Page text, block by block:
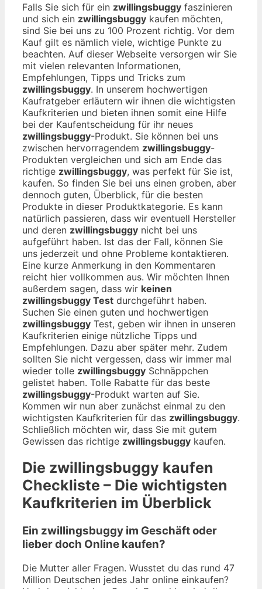
Falls Sie sich für ein zwillingsbuggy faszinieren
und sich ein zwillingsbuggy kaufen möchten,
sind Sie bei uns zu 100 Prozent richtig. Vor dem
Kauf gilt es nämlich viele, wichtige Punkte zu
beachten. Auf dieser Webseite versorgen wir Sie
mit vielen relevanten Informationen,
Empfehlungen, Tipps und Tricks zum
zwillingsbuggy. In unserem hochwertigen
Kaufratgeber erläutern wir ihnen die wichtigsten
Kaufkriterien und bieten ihnen somit eine Hilfe
bei der Kaufentscheidung für ihr neues
zwillingsbuggy-Produkt. Sie können bei uns
zwischen hervorragendem zwillingsbuggy-
Produkten vergleichen und sich am Ende das
richtige zwillingsbuggy, was perfekt für Sie ist,
kaufen. So finden Sie bei uns einen groben, aber
dennoch guten, Überblick, für die besten
Produkte in dieser Produktkategorie. Es kann
natürlich passieren, dass wir eventuell Hersteller
und deren zwillingsbuggy nicht bei uns
aufgeführt haben. Ist das der Fall, können Sie
uns jederzeit und ohne Probleme kontaktieren.
Eine kurze Anmerkung in den Kommentaren
reicht hier vollkommen aus. Wir möchten Ihnen
außerdem sagen, dass wir keinen
zwillingsbuggy Test durchgeführt haben.
Suchen Sie einen guten und hochwertigen
zwillingsbuggy Test, geben wir ihnen in unseren
Kaufkriterien einige nützliche Tipps und
Empfehlungen. Dazu aber später mehr. Zudem
sollten Sie nicht vergessen, dass wir immer mal
wieder tolle zwillingsbuggy Schnäppchen
gelistet haben. Tolle Rabatte für das beste
zwillingsbuggy-Produkt warten auf Sie.
Kommen wir nun aber zunächst einmal zu den
wichtigsten Kaufkriterien für das zwillingsbuggy.
Schließlich möchten wir, dass Sie mit gutem
Gewissen das richtige zwillingsbuggy kaufen.
Die zwillingsbuggy kaufen
Checkliste – Die wichtigsten
Kaufkriterien im Überblick
Ein zwillingsbuggy im Geschäft oder
lieber doch Online kaufen?
Die Mutter aller Fragen. Wusstet du das rund 47
Million Deutschen jedes Jahr online einkaufen?